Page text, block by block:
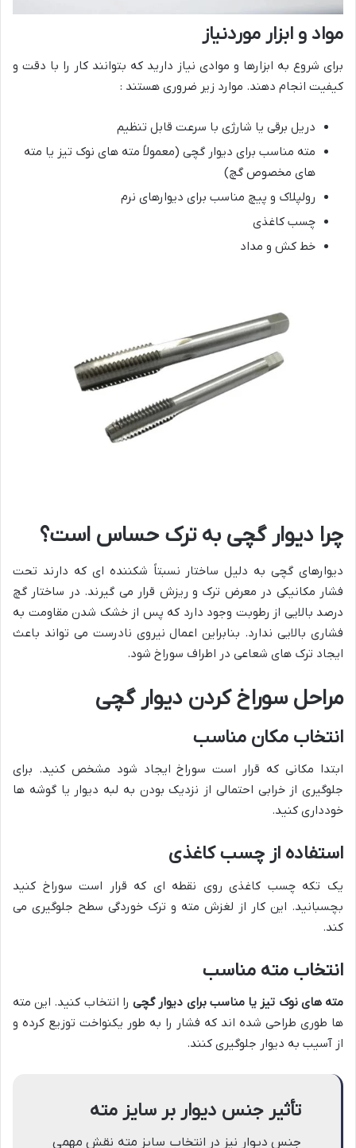
مواد و ابزار موردنیاز
برای شروع به ابزارها و موادی نیاز دارید که بتوانند کار را با دقت و
کیفیت انجام دهند. موارد زیر ضروری هستند :
دریل برقی یا شارژی با سرعت قابل تنظیم
مته مناسب برای دیوار گچی (معمولاً مته های نوک تیز یا مته
های مخصوص گچ)
رولپلاک و پیچ مناسب برای دیوارهای نرم
چسب کاغذی
خط کش و مداد
چرا دیوار گچی به ترک حساس است؟
دیوارهای گچی به دلیل ساختار نسبتاً شکننده ای که دارند تحت
فشار مکانیکی در معرض ترک و ریزش قرار می گیرند. در ساختار گچ
درصد بالایی از رطوبت وجود دارد که پس از خشک شدن مقاومت به
فشاری بالایی ندارد. بنابراین اعمال نیروی نادرست می تواند باعث
ایجاد ترک های شعاعی در اطراف سوراخ شود.
مراحل سوراخ کردن دیوار گچی
انتخاب مکان مناسب
ابتدا مکانی که قرار است سوراخ ایجاد شود مشخص کنید. برای
جلوگیری از خرابی احتمالی از نزدیک بودن به لبه دیوار یا گوشه ها
خودداری کنید.
استفاده از چسب کاغذی
یک تکه چسب کاغذی روی نقطه ای که قرار است سوراخ کنید
بچسبانید. این کار از لغزش مته و ترک خوردگی سطح جلوگیری می
کند.
انتخاب مته مناسب
مته های نوک تیز یا مناسب برای دیوار گچیرا انتخاب کنید. این مته
ها طوری طراحی شده اند که فشار را به طور یکنواخت توزیع کرده و
از آسیب به دیوار جلوگیری کنند.
تأثیر جنس دیوار بر سایز مته
جنس دیوار نیز در انتخاب سایز مته نقش مهمی